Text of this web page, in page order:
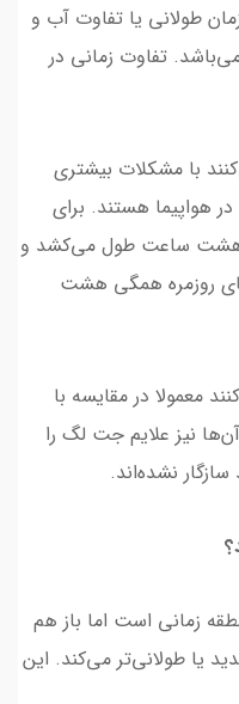
طولانی یا تفاوت آب و
تفاوت زمانی در
با مشکلات بیشتری
هواپیما هستند. برای
هشت ساعت طول می‌کشد و
روزمره همگی هشت
معمولا در مقایسه با
نیز علایم جت لگ را
نشده‌اند.
زمانی است اما باز هم
یا طولانی‌تر می‌کند. این